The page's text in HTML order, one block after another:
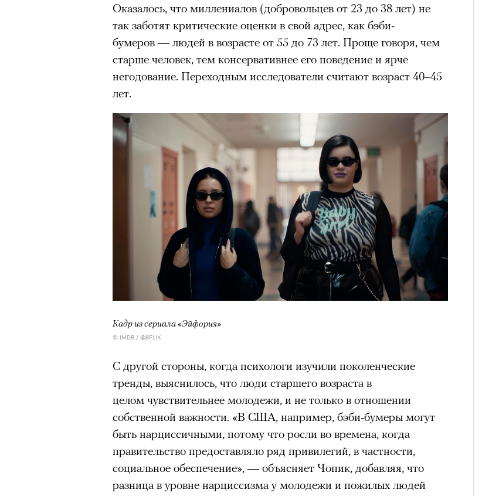
Оказалось, что миллениалов (добровольцев от 23 до 38 лет) не
так заботят критические оценки в свой адрес, как бэби-
бумеров — людей в возрасте от 55 до 73 лет. Проще говоря, чем
старше человек, тем консервативнее его поведение и ярче
негодование. Переходным исследователи считают возраст 40–45
лет.
Кадр из сериала «Эйфория»
© IMDB / @8FLIX
С другой стороны, когда психологи изучили поколенческие
тренды, выяснилось, что люди старшего возраста в
целом чувствительнее молодежи, и не только в отношении
собственной важности. «В США, например, бэби-бумеры могут
быть нарциссичными, потому что росли во времена, когда
правительство предоставляло ряд привилегий, в частности,
социальное обеспечение», — объясняет Чопик, добавляя, что
разница в уровне нарциссизма у молодежи и пожилых людей